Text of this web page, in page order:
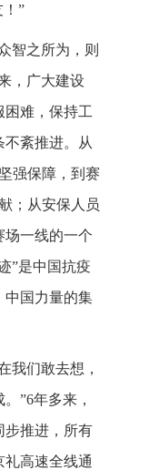
”
智之所为，则
，广大建设
难，保持工
紊推进。从
强保障，到赛
；从安保人员
场一线的一个
”是中国抗疫
中国力量的集
我们敢去想，
”6年多来，
步推进，所有
高速全线通